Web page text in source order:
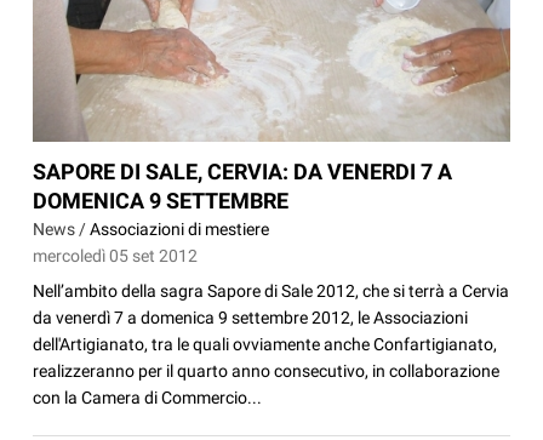
SAPORE DI SALE, CERVIA: DA VENERDI 7 A
DOMENICA 9 SETTEMBRE
News /Associazioni di mestiere
mercoledì 05 set 2012
Nell’ambito della sagra Sapore di Sale 2012, che si terrà a Cervia
da venerdì 7 a domenica 9 settembre 2012, le Associazioni
dell'Artigianato, tra le quali ovviamente anche Confartigianato,
realizzeranno per il quarto anno consecutivo, in collaborazione
con la Camera di Commercio...